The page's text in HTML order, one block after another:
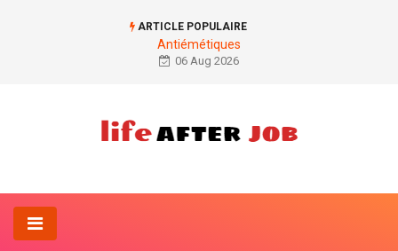
ARTICLE POPULAIRE
Antiémétiques
06 Aug 2026